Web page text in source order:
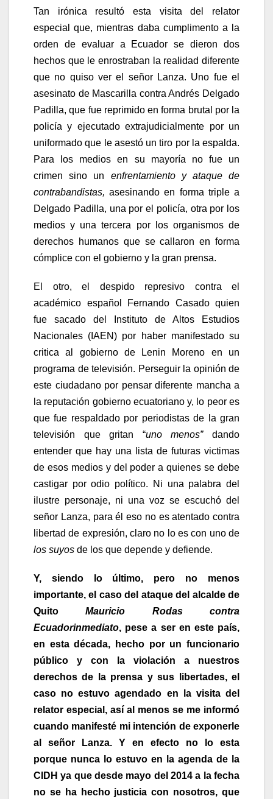
Tan irónica resultó esta visita del relator
especial que, mientras daba cumplimento a la
orden de evaluar a Ecuador se dieron dos
hechos que le enrostraban la realidad diferente
que no quiso ver el señor Lanza. Uno fue el
asesinato de Mascarilla contra Andrés Delgado
Padilla, que fue reprimido en forma brutal por la
policía y ejecutado extrajudicialmente por un
uniformado que le asestó un tiro por la espalda.
Para los medios en su mayoría no fue un
crimen sino un enfrentamiento y ataque de
contrabandistas,asesinando en forma triple a
Delgado Padilla, una por el policía, otra por los
medios y una tercera por los organismos de
derechos humanos que se callaron en forma
cómplice con el gobierno y la gran prensa.
El otro, el despido represivo contra el
académico español Fernando Casado quien
fue sacado del Instituto de Altos Estudios
Nacionales (IAEN) por haber manifestado su
critica al gobierno de Lenin Moreno en un
programa de televisión. Perseguir la opinión de
este ciudadano por pensar diferente mancha a
la reputación gobierno ecuatoriano y, lo peor es
que fue respaldado por periodistas de la gran
televisión que gritan “uno menos”dando
entender que hay una lista de futuras victimas
de esos medios y del poder a quienes se debe
castigar por odio político. Ni una palabra del
ilustre personaje, ni una voz se escuchó del
señor Lanza, para él eso no es atentado contra
libertad de expresión, claro no lo es con uno de
los suyos de los que depende y defiende.
Y, siendo lo último, pero no menos
importante, el caso del ataque del alcalde de
QuitoMauricio Rodas contra
Ecuadorinmediato, pese a ser en este país,
en esta década, hecho por un funcionario
público y con la violación a nuestros
derechos de la prensa y sus libertades, el
caso no estuvo agendado en la visita del
relator especial, así al menos se me informó
cuando manifesté mi intención de exponerle
al señor Lanza. Y en efecto no lo esta
porque nunca lo estuvo en la agenda de la
CIDH ya que desde mayo del 2014 a la fecha
no se ha hecho justicia con nosotros, que